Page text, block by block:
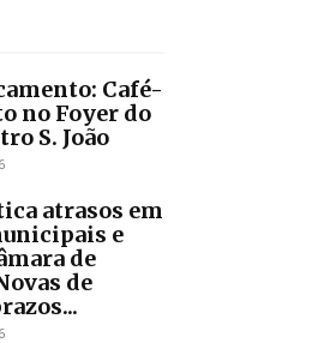
Café-
no Foyer do
S. João
atrasos em
e
de
de